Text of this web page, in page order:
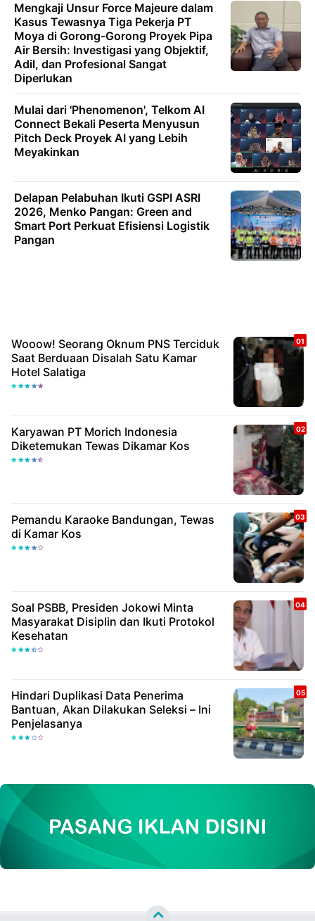
Mengkaji Unsur Force Majeure dalam
Kasus Tewasnya Tiga Pekerja PT
Moya di Gorong-Gorong Proyek Pipa
Air Bersih: Investigasi yang Objektif,
Adil, dan Profesional Sangat
Diperlukan
Mulai dari 'Phenomenon', Telkom AI
Connect Bekali Peserta Menyusun
Pitch Deck Proyek AI yang Lebih
Meyakinkan
Delapan Pelabuhan Ikuti GSPI ASRI
2026, Menko Pangan: Green and
Smart Port Perkuat Efisiensi Logistik
Pangan
Wooow! Seorang Oknum PNS Terciduk
Saat Berduaan Disalah Satu Kamar
Hotel Salatiga
Karyawan PT Morich Indonesia
Diketemukan Tewas Dikamar Kos
Pemandu Karaoke Bandungan, Tewas
di Kamar Kos
Soal PSBB, Presiden Jokowi Minta
Masyarakat Disiplin dan Ikuti Protokol
Kesehatan
Hindari Duplikasi Data Penerima
Bantuan, Akan Dilakukan Seleksi – Ini
Penjelasanya